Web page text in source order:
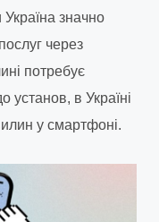
Україна значно
через
потребує
установ, в Україні
у смартфоні.